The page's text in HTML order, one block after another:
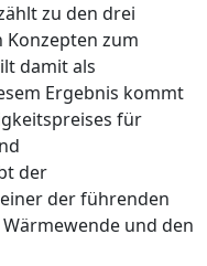
zu den drei
Konzepten zum
damit als
Ergebnis kommt
für
der
der führenden
und den